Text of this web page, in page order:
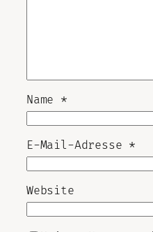
Name *
E-Mail-Adresse *
Website